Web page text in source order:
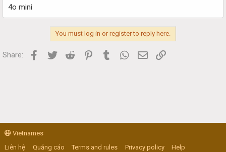
4o mini
You must log in or register to reply here.
Share: Facebook
Twitter Reddit PinterestTumblr WhatsApp
Email
Vietnames
Liên hệ
Quảng cáo Terms and rules Privacy policy
Help